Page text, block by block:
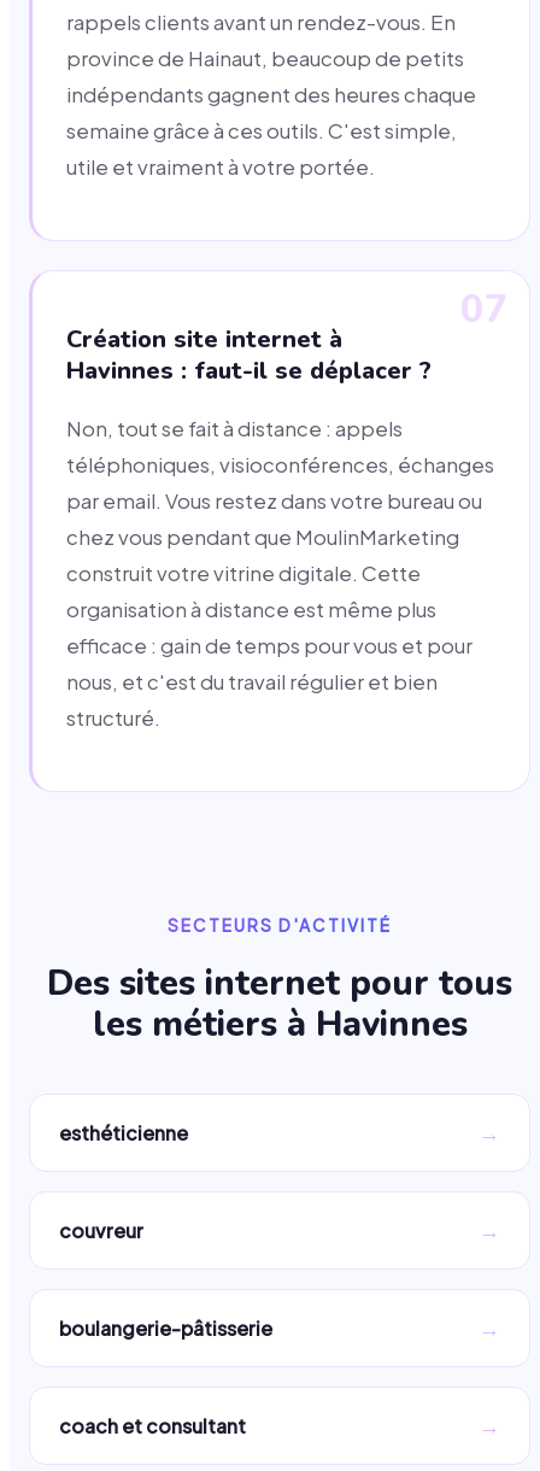
rappels clients avant un rendez-vous. En
province de Hainaut, beaucoup de petits
indépendants gagnent des heures chaque
semaine grâce à ces outils. C'est simple,
utile et vraiment à votre portée.
07
Création site internet à
Havinnes : faut-il se déplacer ?
Non, tout se fait à distance : appels
téléphoniques, visioconférences, échanges
par email. Vous restez dans votre bureau ou
chez vous pendant que MoulinMarketing
construit votre vitrine digitale. Cette
organisation à distance est même plus
efficace : gain de temps pour vous et pour
nous, et c'est du travail régulier et bien
structuré.
SECTEURS D'ACTIVITÉ
Des sites internet pour tous
les métiers à Havinnes
esthéticienne →
couvreur →
boulangerie-pâtisserie →
coach et consultant →